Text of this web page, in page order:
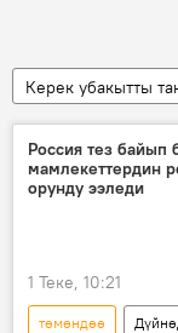
Керек убакытты
Россия тез байып
мамлекеттердин
орунду ээледи
1 Теке, 10:21
төмөндөө